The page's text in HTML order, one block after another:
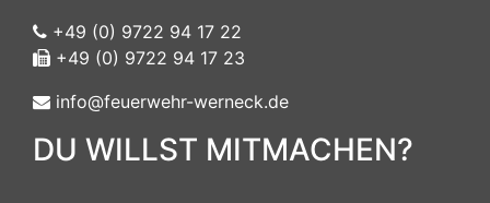
+49 (0) 9722 94 17 22
+49 (0) 9722 94 17 23
info@feuerwehr-werneck.de
DU WILLST MITMACHEN?